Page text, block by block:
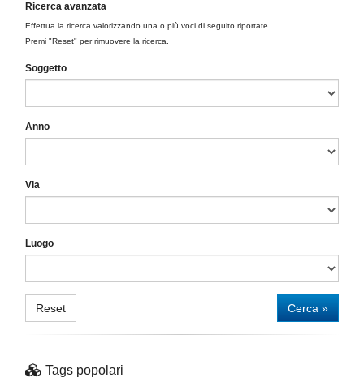
Ricerca avanzata
Effettua la ricerca valorizzando una o più voci di seguito riportate.
Premi "Reset" per rimuovere la ricerca.
Soggetto
Anno
Via
Luogo
Reset Cerca »
Tags popolari